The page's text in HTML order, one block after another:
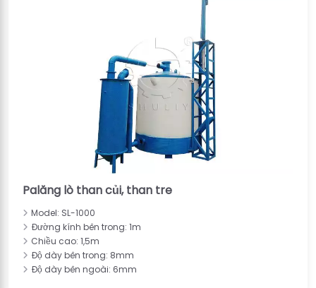
Palăng lò than củi, than tre
Model: SL-1000
Đường kính bên trong: 1m
Chiều cao: 1,5m
Độ dày bên trong: 8mm
Độ dày bên ngoài: 6mm